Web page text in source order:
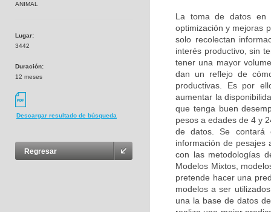
ANIMAL
Lugar:
3442
Duración:
12 meses
Descargar resultado de búsqueda
Regresar
La toma de datos en
optimización y mejoras
solo recolectan
interés productivo, sin
tener una mayor
dan un reflejo de
productivas. Es por
aumentar la
que tenga buen
pesos a edades de 4 y
de datos. Se contará
información de pesajes
con las metodologías
Modelos Mixtos,
pretende hacer una
modelos a ser
una la base de datos